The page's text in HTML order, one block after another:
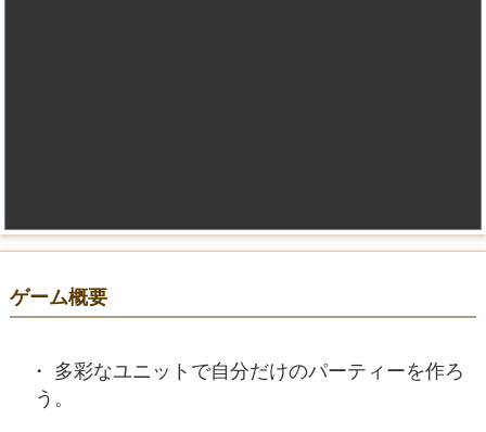
ゲーム概要
多彩なユニットで自分だけのパーティーを作ろ
う。